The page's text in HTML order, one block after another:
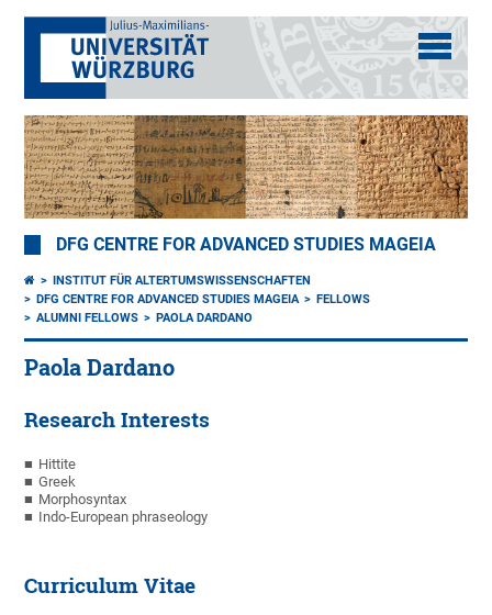
DFG CENTRE FOR ADVANCED STUDIES MAGEIA
INSTITUT FÜR ALTERTUMSWISSENSCHAFTEN
DFG CENTRE FOR ADVANCED STUDIES MAGEIA
FELLOWS
ALUMNI FELLOWS
PAOLA DARDANO
Paola Dardano
Research Interests
Hittite
Greek
Morphosyntax
Indo-European phraseology
Curriculum Vitae